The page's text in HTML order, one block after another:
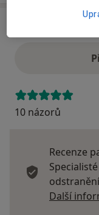
10 názorů
Recenze
Další